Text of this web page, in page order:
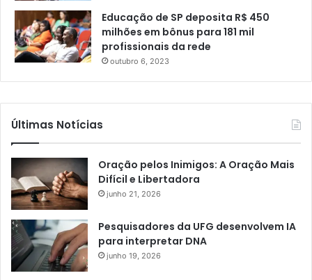
Educação de SP deposita R$ 450
milhões em bônus para 181 mil
profissionais da rede
outubro 6, 2023
Últimas Notícias
Oração pelos Inimigos: A Oração Mais
Difícil e Libertadora
junho 21, 2026
Pesquisadores da UFG desenvolvem IA
para interpretar DNA
junho 19, 2026